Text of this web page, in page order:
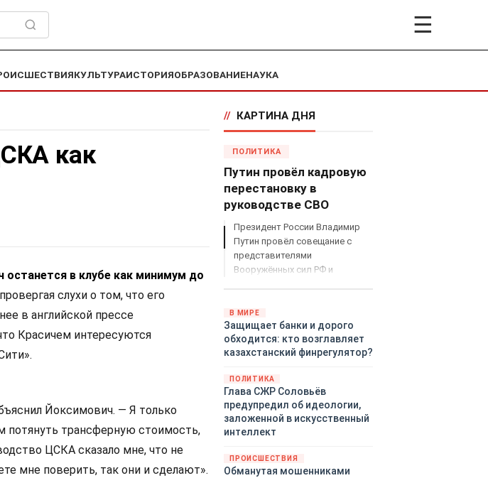
☰
КУЛЬТУРАИСТОРИЯОБРАЗОВАНИЕНАУКА
как
в клубе как минимум до
слухи о том, что его
в английской прессе
Красичем интересуются
Йоксимович. — Я только
потянуть трансферную стоимость,
ЦСКА сказало мне, что не
мне поверить, так они и сделают».
// КАРТИНА ДНЯ
ПОЛИТИКА
Путин провёл кадровую
перестановку в
руководстве СВО
Президент России Владимир
Путин провёл совещание с
представителями
Вооружённых сил РФ и
руководстве спецоперацией.
В МИРЕ
Защищает банки и дорого
обходится: кто возглавляет
казахстанский финрегулятор?
ПОЛИТИКА
Глава СЖР Соловьёв
предупредил об идеологии,
заложенной в искусственный
интеллект
ПРОИСШЕСТВИЯ
Обманутая мошенниками